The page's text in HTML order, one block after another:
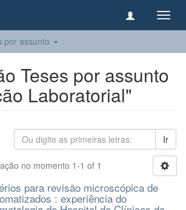
por assunto
Teses por assunto
Laboratorial"
Ir
no momento 1-1 of 1
para revisão microscópica de
: experiência do